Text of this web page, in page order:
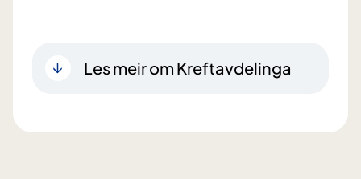
Les meir om Kreftavdelinga